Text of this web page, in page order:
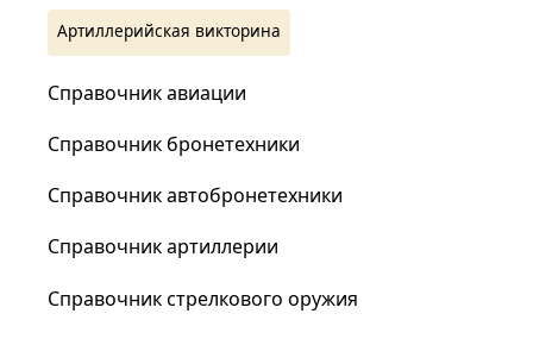
Артиллерийская викторина
Справочник авиации
Справочник бронетехники
Справочник автобронетехники
Справочник артиллерии
Справочник стрелкового оружия